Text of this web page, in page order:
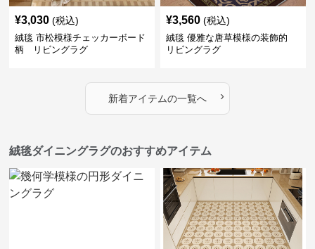
¥3,030 (税込)
絨毯 市松模様チェッカーボード
柄 リビングラグ
¥3,560 (税込)
絨毯 優雅な唐草模様の装飾的
リビングラグ
新着アイテムの一覧へ ›
絨毯ダイニングラグのおすすめアイテム